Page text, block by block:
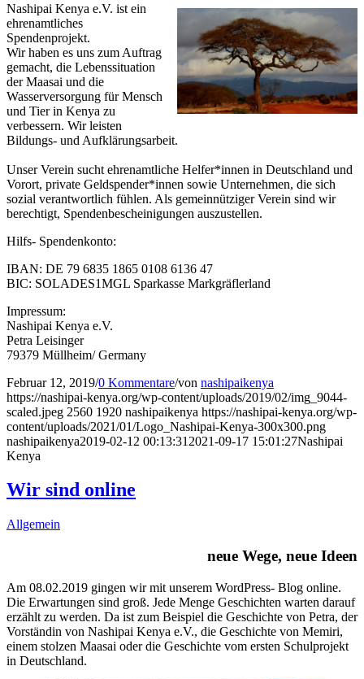
Nashipai Kenya e.V. ist ein
ehrenamtliches
Spendenprojekt.
Wir haben es uns zum Auftrag
gemacht, die Lebenssituation
der Maasai und die
Wasserversorgung für Mensch
und Tier in Kenya zu
verbessern. Wir leisten
Bildungs- und Aufklärungsarbeit.
Unser Verein sucht ehrenamtliche Helfer*innen in Deutschland und
Vorort, private Geldspender*innen sowie Unternehmen, die sich
sozial verantwortlich fühlen. Als gemeinnütziger Verein sind wir
berechtigt, Spendenbescheinigungen auszustellen.
Hilfs- Spendenkonto:
IBAN: DE 79 6835 1865 0108 6136 47
BIC: SOLADES1MGL Sparkasse Markgräflerland
Impressum:
Nashipai Kenya e.V.
Petra Leisinger
79379 Müllheim/ Germany
Februar 12, 2019/0 Kommentare/von nashipaikenya
https://nashipai-kenya.org/wp-content/uploads/2019/02/img_9044-
scaled.jpeg 2560 1920 nashipaikenya https://nashipai-kenya.org/wp-
content/uploads/2021/01/Logo_Nashipai-Kenya-300x300.png
nashipaikenya2019-02-12 00:13:31 2021-09-17 15:01:27Nashipai
Kenya
Wir sind online
Allgemein
neue Wege, neue Ideen
Am 08.02.2019 gingen wir mit unserem WordPress- Blog online.
Die Erwartungen sind groß. Jede Menge Geschichten warten darauf
erzählt zu werden. Da ist zum Beispiel die Geschichte von Petra, der
Vorständin von Nashipai Kenya e.V., die Geschichte von Memiri,
einem stolzen Maasai oder die Geschichte vom ersten Schulprojekt
in Deutschland.